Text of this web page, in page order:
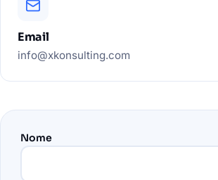
Email
info@xkonsulting.com
Nome